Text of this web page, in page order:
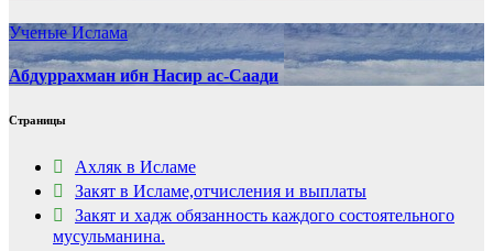
Ученые Ислама
Абдуррахман ибн Насир ас-Саади
Страницы
Ахляк в Исламе
Закят в Исламе,отчисления и выплаты
Закят и хадж обязанность каждого состоятельного
мусульманина.